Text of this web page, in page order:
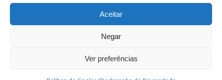
Aceitar
Negar
Ver preferências
os direitos reservados.